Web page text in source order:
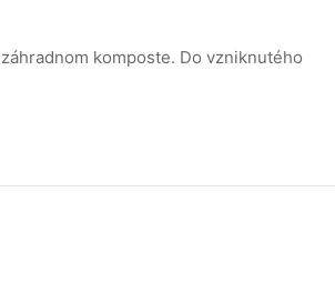
komposte. Do vzniknutého